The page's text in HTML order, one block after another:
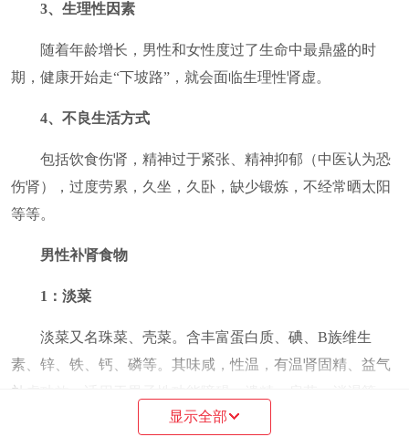
3、生理性因素
随着年龄增长，男性和女性度过了生命中最鼎盛的时
期，健康开始走“下坡路”，就会面临生理性肾虚。
4、不良生活方式
包括饮食伤肾，精神过于紧张、精神抑郁（中医认为恐
伤肾），过度劳累，久坐，久卧，缺少锻炼，不经常晒太阳
等等。
男性补肾食物
1：淡菜
淡菜又名珠菜、壳菜。含丰富蛋白质、碘、B族维生
素、锌、铁、钙、磷等。其味咸，性温，有温肾固精、益气
补虚功效。适用于男子性功能障碍、遗精、房劳、消渴等
症。男子常食可强壮身体增强性功能。
显示全部